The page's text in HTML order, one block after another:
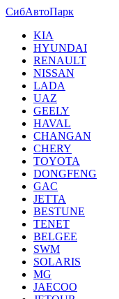
СибАвтоПарк
KIA
HYUNDAI
RENAULT
NISSAN
LADA
UAZ
GEELY
HAVAL
CHANGAN
CHERY
TOYOTA
DONGFENG
GAC
JETTA
BESTUNE
TENET
BELGEE
SWM
SOLARIS
MG
JAECOO